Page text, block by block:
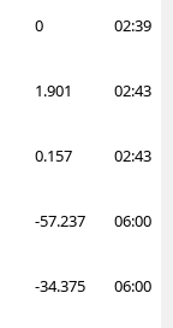
0 02:39
1.901 02:43
0.157 02:43
-57.237 06:00
-34.375 06:00